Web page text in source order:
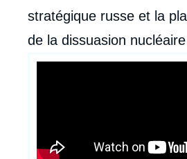
stratégique russe et la
de la dissuasion